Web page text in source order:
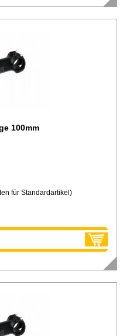
100mm
für Standardartikel)